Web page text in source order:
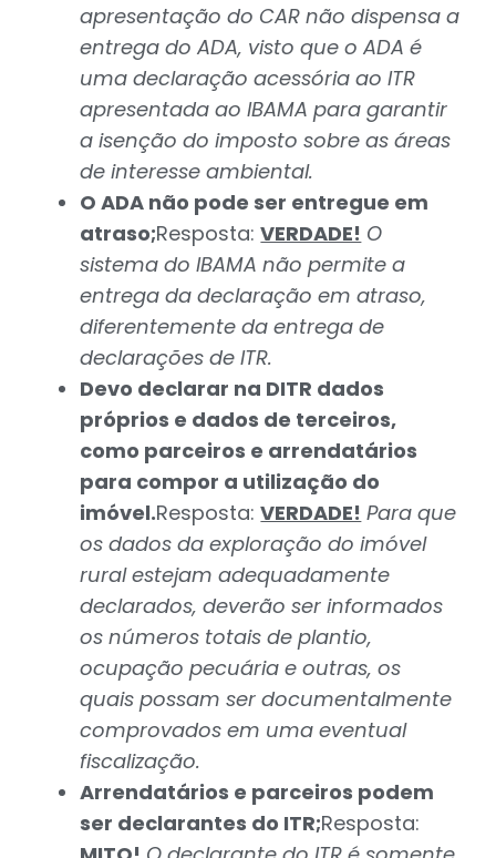
apresentação do CAR não dispensa a
entrega do ADA, visto que o ADA é
uma declaração acessória ao ITR
apresentada ao IBAMA para garantir
a isenção do imposto sobre as áreas
de interesse ambiental.
O ADA não pode ser entregue em
atraso;Resposta:VERDADE! O
sistema do IBAMA não permite a
entrega da declaração em atraso,
diferentemente da entrega de
declarações de ITR.
Devo declarar na DITR dados
próprios e dados de terceiros,
como parceiros e arrendatários
para compor a utilização do
imóvel.Resposta:VERDADE! Para que
os dados da exploração do imóvel
rural estejam adequadamente
declarados, deverão ser informados
os números totais de plantio,
ocupação pecuária e outras, os
quais possam ser documentalmente
comprovados em uma eventual
fiscalização.
Arrendatários e parceiros podem
ser declarantes do ITR;Resposta: